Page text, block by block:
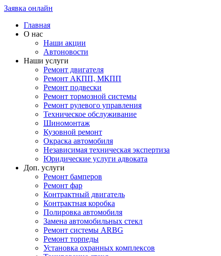
Заявка онлайн
Главная
О нас
Наши акции
Автоновости
Наши услуги
Ремонт двигателя
Ремонт АКПП, МКПП
Ремонт подвески
Ремонт тормозной системы
Ремонт рулевого управления
Техническое обслуживание
Шиномонтаж
Кузовной ремонт
Окраска автомобиля
Независимая техническая экспертиза
Юридические услуги адвоката
Доп. услуги
Ремонт бамперов
Ремонт фар
Контрактный двигатель
Контрактная коробка
Полировка автомобиля
Замена автомобильных стекл
Ремонт системы ARBG
Ремонт торпеды
Установка охранных комплексов